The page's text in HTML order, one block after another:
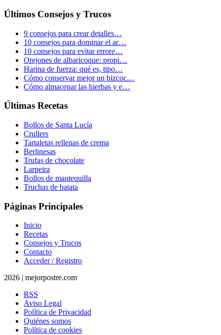
Últimos Consejos y Trucos
9 consejos para crear detalles…
10 consejos para dominar el ar…
10 consejos para evitar errore…
Orejones de albaricoque: propi…
Harina de fuerza: qué es, tipo…
Cómo conservar mejor un bizcoc…
Cómo almacenar las hierbas y e…
Últimas Recetas
Bollos de Santa Lucía
Crullers
Tartaletas rellenas de crema
Berlinesas
Trufas de chocolate
Larpeira
Bollos de mantequilla
Truchas de batata
Páginas Principales
Inicio
Recetas
Consejos y Trucos
Contacto
Acceder / Registro
2026 | mejorpostre.com
RSS
Aviso Legal
Política de Privacidad
Quiénes somos
Política de cookies